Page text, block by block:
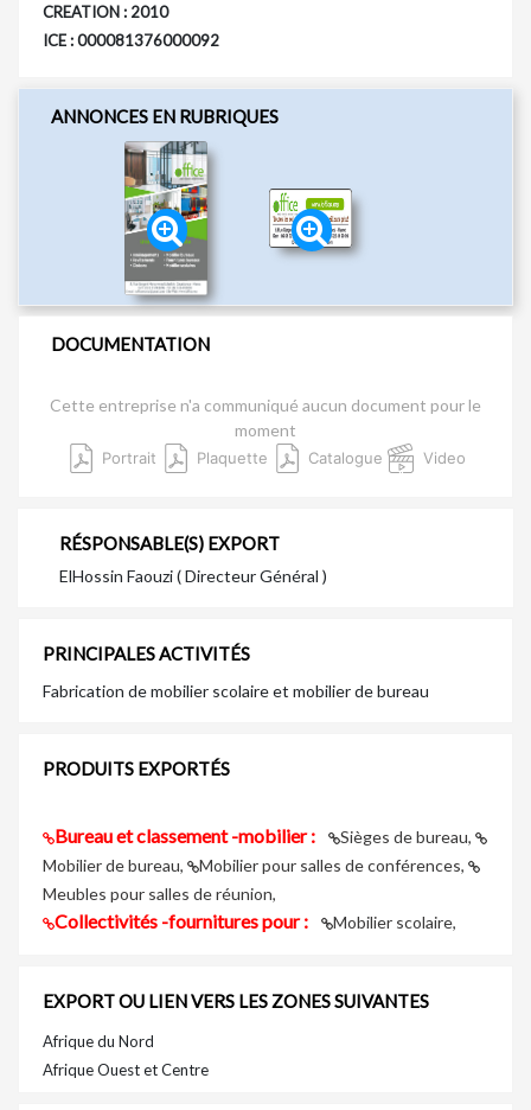
CREATION : 2010
ICE : 000081376000092
ANNONCES EN RUBRIQUES
DOCUMENTATION
Cette entreprise n'a communiqué aucun document pour le
moment
Portrait Plaquette Catalogue Video
RÉSPONSABLE(S) EXPORT
ElHossin Faouzi ( Directeur Général )
PRINCIPALES ACTIVITÉS
Fabrication de mobilier scolaire et mobilier de bureau
PRODUITS EXPORTÉS
Bureau et classement -mobilier :
Sièges de bureau,
Mobilier de bureau,
Mobilier pour salles de conférences,
Meubles pour salles de réunion,
Collectivités -fournitures pour : Mobilier scolaire,
EXPORT OU LIEN VERS LES ZONES SUIVANTES
Afrique du Nord
Afrique Ouest et Centre